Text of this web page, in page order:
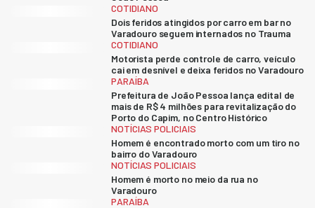
COTIDIANO
Dois feridos atingidos por carro em bar no
Varadouro seguem internados no Trauma
COTIDIANO
Motorista perde controle de carro, veículo
cai em desnível e deixa feridos no Varadouro
PARAÍBA
Prefeitura de João Pessoa lança edital de
mais de R$ 4 milhões para revitalização do
Porto do Capim, no Centro Histórico
NOTÍCIAS POLICIAIS
Homem é encontrado morto com um tiro no
bairro do Varadouro
NOTÍCIAS POLICIAIS
Homem é morto no meio da rua no
Varadouro
PARAÍBA